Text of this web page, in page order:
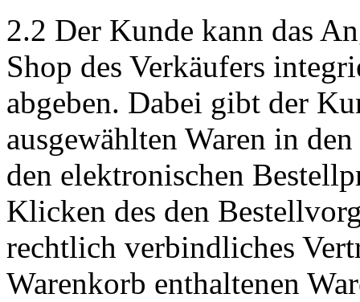
2.2 Der Kunde kann das
Shop des Verkäufers
abgeben. Dabei gibt der
ausgewählten Waren in
den elektronischen
Klicken des den
rechtlich verbindliches
Warenkorb enthaltenen